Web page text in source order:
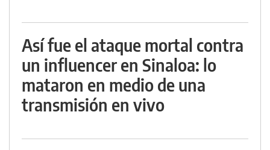
Así fue el ataque mortal contra
un influencer en Sinaloa: lo
mataron en medio de una
transmisión en vivo